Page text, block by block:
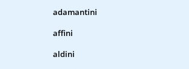
adamantini
affini
aldini